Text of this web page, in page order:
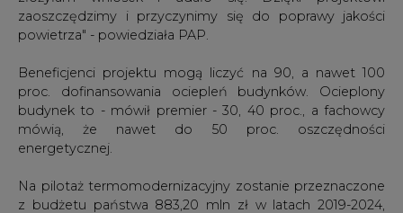
zaoszczędzimy i przyczynimy się do poprawy jakości
powietrza" - powiedziała PAP.
Beneficjenci projektu mogą liczyć na 90, a nawet 100
proc. dofinansowania ociepleń budynków. Ocieplony
budynek to - mówił premier - 30, 40 proc., a fachowcy
mówią, że nawet do 50 proc. oszczędności
energetycznej.
Na pilotaż termomodernizacyjny zostanie przeznaczone
z budżetu państwa 883,20 mln zł w latach 2019-2024,